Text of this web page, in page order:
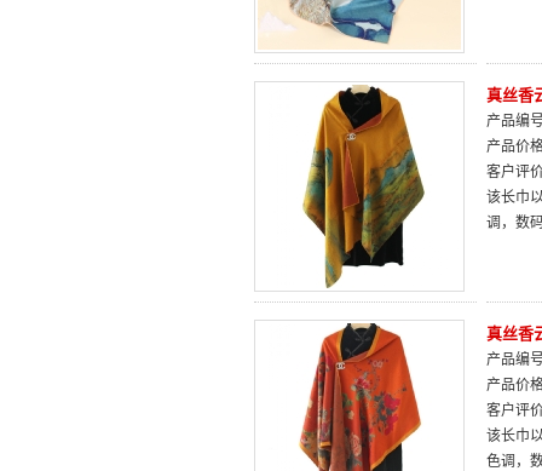
真丝香
产品编
产品价
客户评
该长巾
调，数
真丝香
产品编
产品价
客户评
该长巾
色调，